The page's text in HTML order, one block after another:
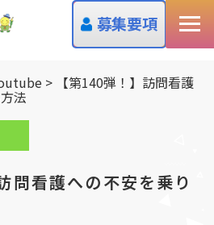
募集要項
> 【第140弾！】訪問看護
法
問看護への不安を乗り